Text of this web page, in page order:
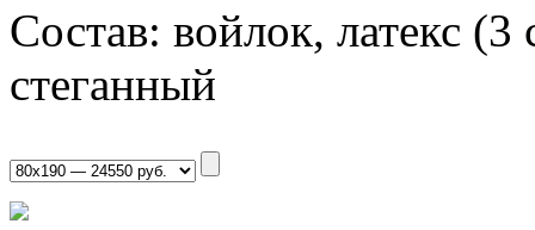
Состав: войлок, латекс
стеганный